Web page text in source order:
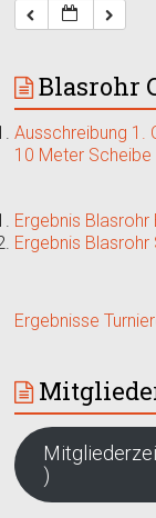
Blasrohr
Ausschreibung 1.
10 Meter Scheibe
Ergebnis
Ergebnis
Ergebnisse
)